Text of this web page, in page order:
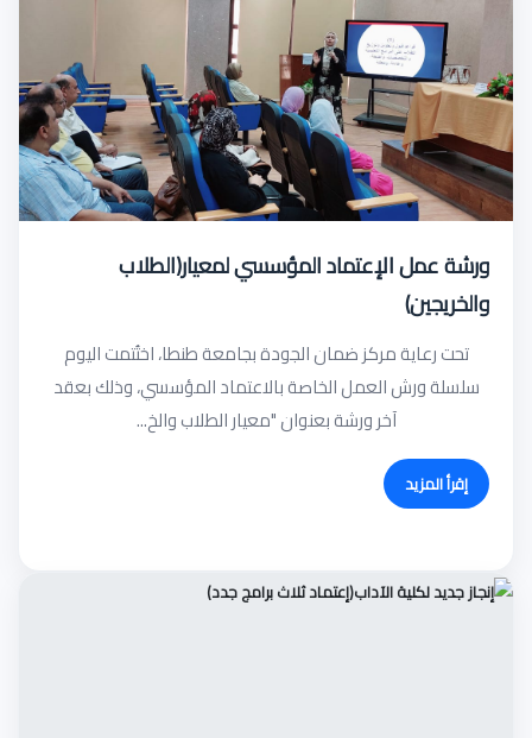
ورشة عمل الإعتماد المؤسسي لمعيار(الطلاب
والخريجين)
تحت رعاية مركز ضمان الجودة بجامعة طنطا، اختُتمت اليوم
سلسلة ورش العمل الخاصة بالاعتماد المؤسسي، وذلك بعقد
آخر ورشة بعنوان "معيار الطلاب والخ...
إقرأ المزيد